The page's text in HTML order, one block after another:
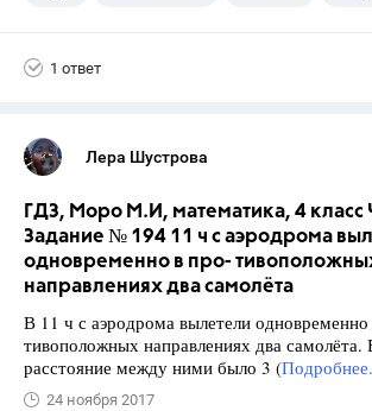
1 ответ
Лера Шустрова
ГДЗ, Моро М.И, математика, 4 класс
Задание № 194 11 ч с аэродрома
одновременно в про-
направлениях два самолёта
В 11 ч с аэродрома вылетели
тивоположных направлениях два самолёта.
расстояние между ними было 3 (
24 ноября 2017